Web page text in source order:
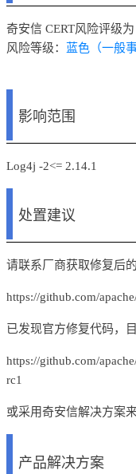
奇安信 CERT风险评级为
风险等级：
蓝色（一般事
影响范围
Log4j -2<= 2.14.1
处置建议
请联系厂商获取修复后
https://github.com/
已发现官方修复代码，
https://github.com/
rc1
或采用奇安信解决方案
产品解决方案